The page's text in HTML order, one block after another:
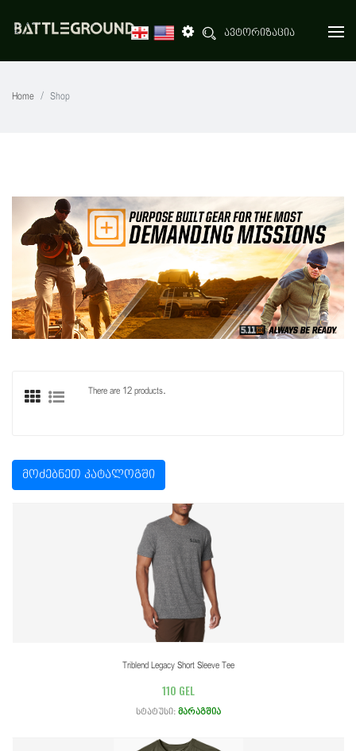
ავტორიზაცია
Home Shop
There are 12 products.
მოძებნეთ კატალოგში
Triblend Legacy Short Sleeve Tee
110 GEL
სტატუსი: მარაგშია